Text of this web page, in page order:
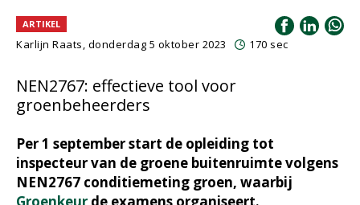
ARTIKEL
Karlijn Raats, donderdag 5 oktober 2023 170 sec
NEN2767: effectieve tool voor
groenbeheerders
Per 1 september start de opleiding tot
inspecteur van de groene buitenruimte volgens
NEN2767 conditiemeting groen, waarbij